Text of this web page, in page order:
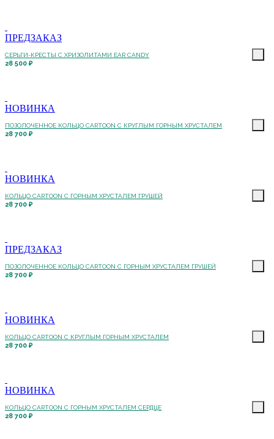
ПРЕДЗАКАЗ
СЕРЬГИ-КРЕСТЫ С ХРИЗОЛИТАМИ EAR CANDY
28 500 ₽
НОВИНКА
ПОЗОЛОЧЕННОЕ КОЛЬЦО CARTOON C КРУГЛЫМ ГОРНЫМ ХРУСТАЛЕМ
28 700 ₽
НОВИНКА
КОЛЬЦО CARTOON C ГОРНЫМ ХРУСТАЛЕМ ГРУШЕЙ
28 700 ₽
ПРЕДЗАКАЗ
ПОЗОЛОЧЕННОЕ КОЛЬЦО CARTOON C ГОРНЫМ ХРУСТАЛЕМ ГРУШЕЙ
28 700 ₽
НОВИНКА
КОЛЬЦО CARTOON C КРУГЛЫМ ГОРНЫМ ХРУСТАЛЕМ
28 700 ₽
НОВИНКА
КОЛЬЦО CARTOON C ГОРНЫМ ХРУСТАЛЕМ СЕРДЦЕ
28 700 ₽